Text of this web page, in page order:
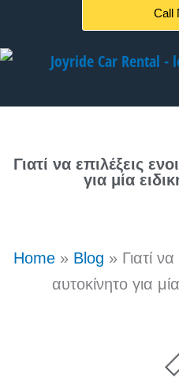
περιεχόμενο
Call
Γιατί να επιλέξεις
για μία
Home» Blog » Γιατί
αυτοκίνητο για